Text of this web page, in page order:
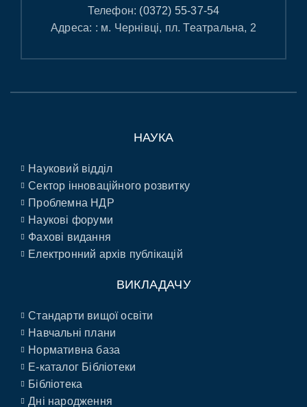
Телефон: (0372) 55-37-54
Адреса: : м. Чернівці, пл. Театральна, 2
НАУКА
Науковий відділ
Сектор інноваційного розвитку
Проблемна НДР
Наукові форуми
Фахові видання
Електронний архів публікацій
ВИКЛАДАЧУ
Стандарти вищої освіти
Навчальні плани
Нормативна база
E-каталог Бібліотеки
Бібліотека
Дні народження